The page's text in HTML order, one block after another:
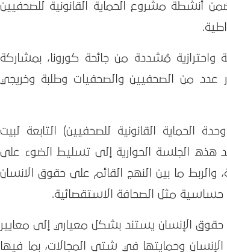
أنشطة مشروع الحماية القانونية للصحفيين
مُشددة من جائحة كورونا، بمشاركة
من الصحفيين والصحفيات وطلبة وخريجي
القانونية للصحفيين) التابعة لبيت
هذه الجلسة الحوارية إلى تسليط الضوء على
والربط ما بين النهج القائم على حقوق الانسان
حساسية مثل الصحافة الاستقصائية.
حقوق الإنسان يستند بشكل معياري إلى معايير
وحمايتها في شتى المجالات، بما فيها